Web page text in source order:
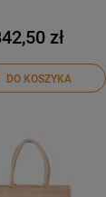
zł
DO KOSZYKA